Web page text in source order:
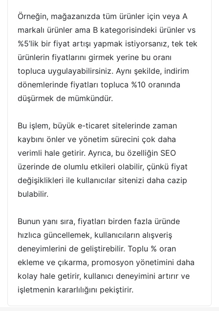
Örneğin, mağazanızda tüm ürünler için veya A
markalı ürünler ama B kategorisindeki ürünler vs
%5’lik bir fiyat artışı yapmak istiyorsanız, tek tek
ürünlerin fiyatlarını girmek yerine bu oranı
topluca uygulayabilirsiniz. Aynı şekilde, indirim
dönemlerinde fiyatları topluca %10 oranında
düşürmek de mümkündür.
Bu işlem, büyük e-ticaret sitelerinde zaman
kaybını önler ve yönetim sürecini çok daha
verimli hale getirir. Ayrıca, bu özelliğin SEO
üzerinde de olumlu etkileri olabilir, çünkü fiyat
değişiklikleri ile kullanıcılar sitenizi daha cazip
bulabilir.
Bunun yanı sıra, fiyatları birden fazla üründe
hızlıca güncellemek, kullanıcıların alışveriş
deneyimlerini de geliştirebilir. Toplu % oran
ekleme ve çıkarma, promosyon yönetimini daha
kolay hale getirir, kullanıcı deneyimini artırır ve
işletmenin kararlılığını pekiştirir.